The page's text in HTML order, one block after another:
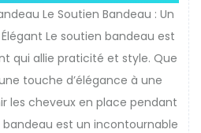
Le Soutien Bandeau : Un
Le soutien bandeau est
qui allie praticité et style. Que
touche d’élégance à une
les cheveux en place pendant
est un incontournable